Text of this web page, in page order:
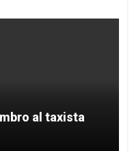
al taxista